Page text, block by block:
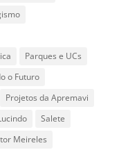
Parques e UCs
o Futuro
Projetos da Apremavi
Salete
Meireles